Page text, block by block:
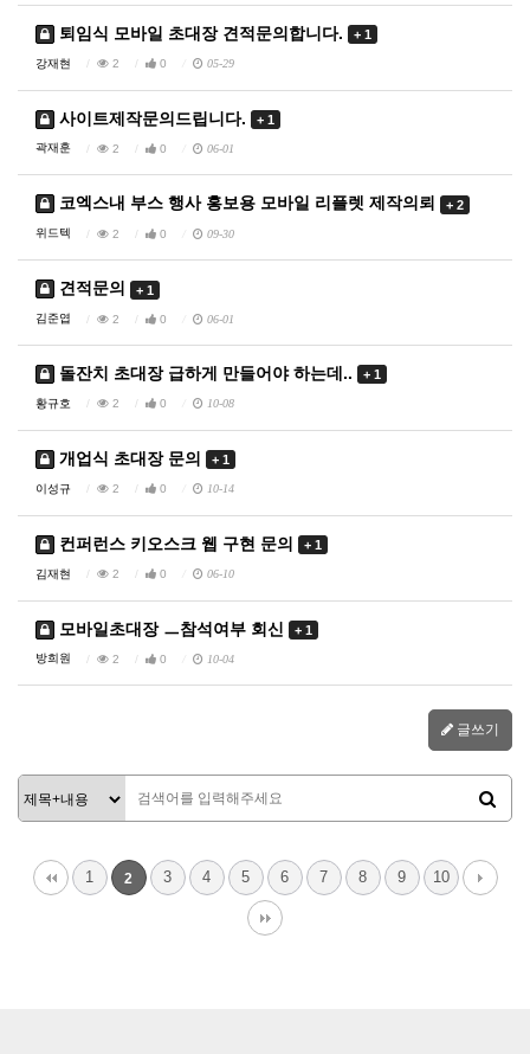
퇴임식 모바일 초대장 견적문의합니다. + 1
강재현 2 0 05-29
사이트제작문의드립니다. + 1
곽재훈 2 0 06-01
코엑스내 부스 행사 홍보용 모바일 리플렛 제작의뢰 + 2
위드텍 2 0 09-30
견적문의 + 1
김준엽 2 0 06-01
돌잔치 초대장 급하게 만들어야 하는데.. + 1
황규호 2 0 10-08
개업식 초대장 문의 + 1
이성규 2 0 10-14
컨퍼런스 키오스크 웹 구현 문의 + 1
김재현 2 0 06-10
모바일초대장 ㅡ참석여부 회신 + 1
방희원 2 0 10-04
글쓰기
1 2 3 4 5 6 7 8 9 10